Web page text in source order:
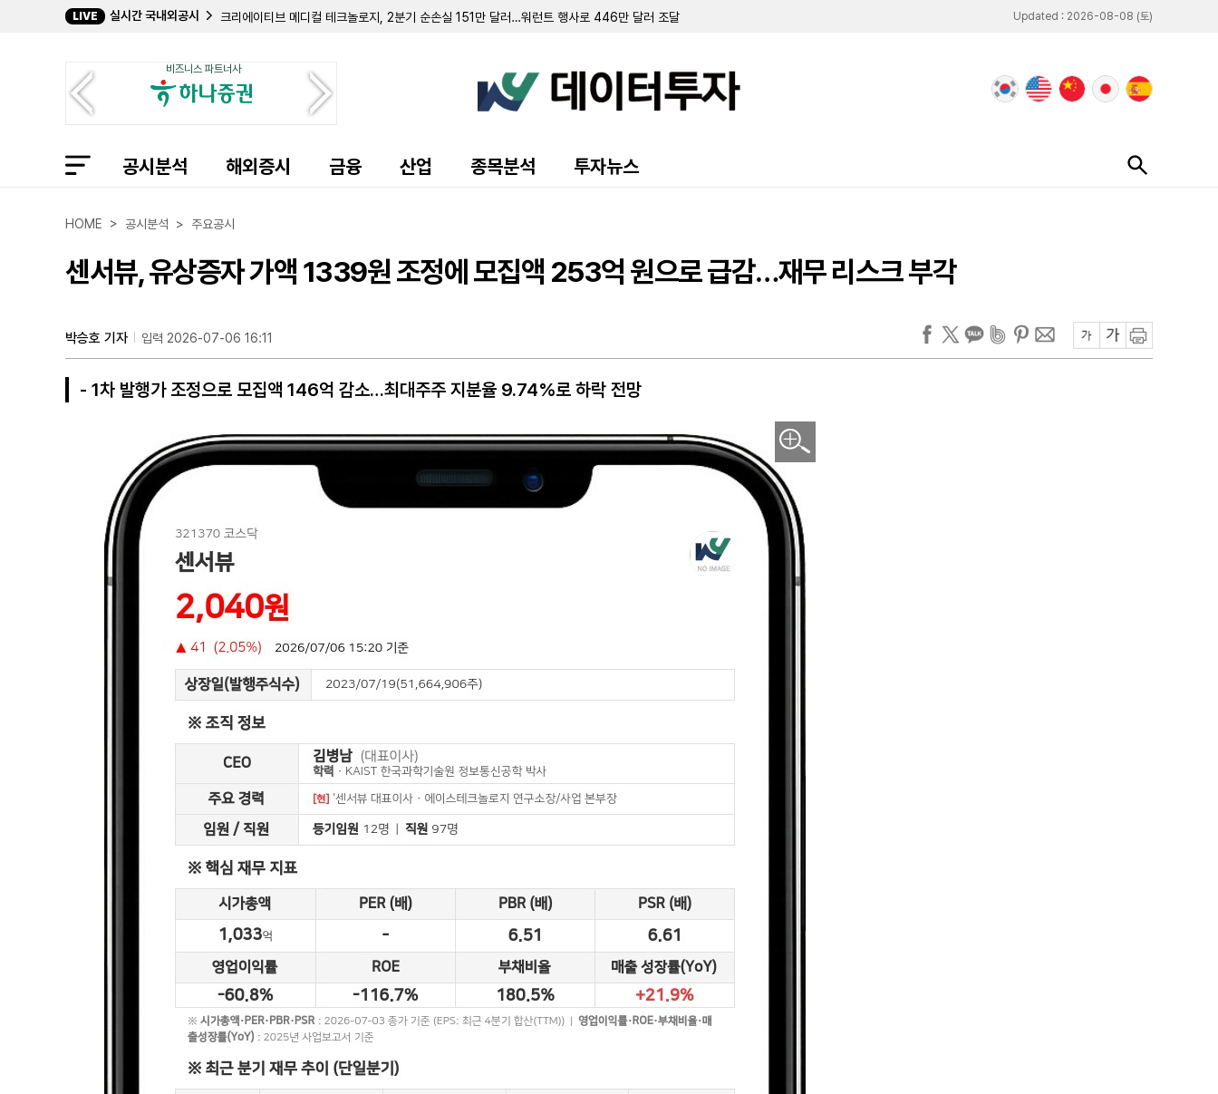
LIVE 실시간 국내외공시
크리에이티브 메디컬 테크놀로지, 2분기 순손실 151만 달러…워런트 행사로 446만 달러 조달
필립 프로스트 박사, 코크리스털 파머 주식 8만 5000주 장내 매수…지분율 13.9%로 확대
길데 헬스케어, 숄더 이노베이션스 지분 10.7%로 축소…최근 6일간 16만여 주 장내 매도
임믹스 바이오파머, 2분기 순손실 1155만 달러…자금조달로 현금 2억 3210만 달러 확보
볼리션RX, 린드 글로벌에 보통주 77만 9371주 발행
샤프링크, 2분기 순손실 3억 9427만 달러 기록…가상자산 평가손실 영향
머드릭 캐피탈, 버티컬 에어로스페이스 주식 및 전환사채 매각
Updated : 2026-08-08 (토)
비즈니스 파트너사
공시분석 해외증시 금융 산업 종목분석 투자뉴스
HOME > 공시분석 > 주요공시
센서뷰, 유상증자 가액 1339원 조정에 모집액 253억 원으로 급감…재무 리스크 부각
박승호 기자 입력 2026-07-06 16:11
- 1차 발행가 조정으로 모집액 146억 감소…최대주주 지분율 9.74%로 하락 전망